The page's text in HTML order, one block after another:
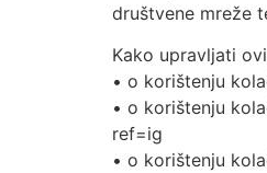
društvene mreže
Kako upravljati
• o korištenju
• o korištenju
ref=ig
• o korištenju